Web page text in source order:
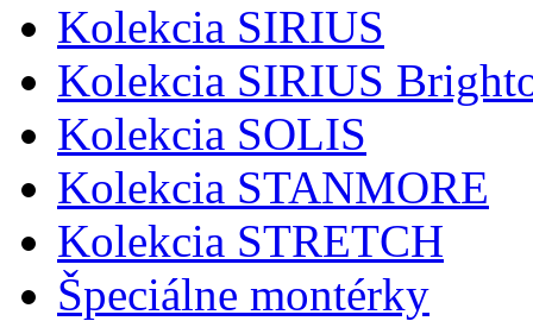
Kolekcia SIRIUS
Kolekcia SIRIUS
Kolekcia SOLIS
Kolekcia STANMORE
Kolekcia STRETCH
Špeciálne montérky